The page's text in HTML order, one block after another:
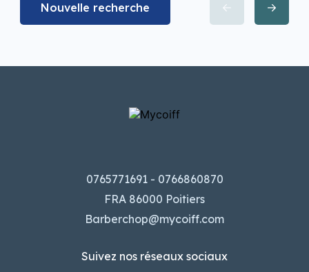
Nouvelle recherche
0765771691 - 0766860870
FRA 86000 Poitiers
Barberchop@mycoiff.com
Suivez nos réseaux sociaux